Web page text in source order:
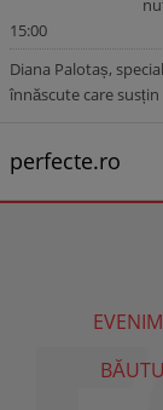
15:00
Diana Palotaș,
înnăscute care
perfecte.ro